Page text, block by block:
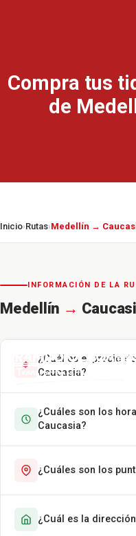
Compra tus
de
Inicio›Rutas›Medellín →
INFORMACIÓN DE LA
Medellín →
¿Cuál es el precio
Caucasia?
¿Cuáles son los
Caucasia?
¿Cuáles son los
¿Cuál es la